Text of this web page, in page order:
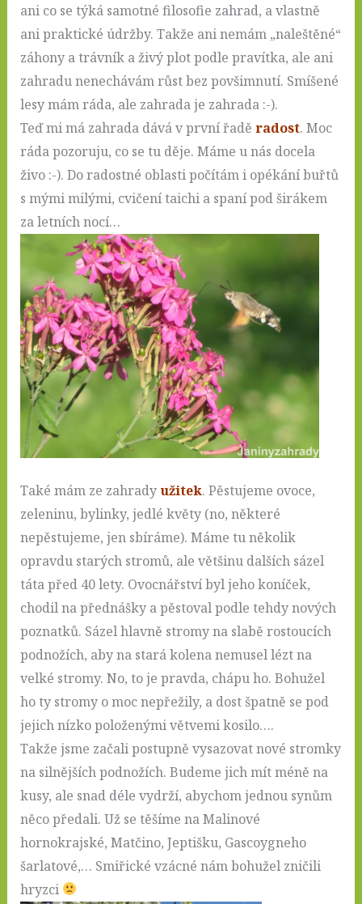
ani co se týká samotné filosofie zahrad, a vlastně
ani praktické údržby. Takže ani nemám „naleštěné“
záhony a trávník a živý plot podle pravítka, ale ani
zahradu nenechávám růst bez povšimnutí. Smíšené
lesy mám ráda, ale zahrada je zahrada :-).
Teď mi má zahrada dává v první řadě radost. Moc
ráda pozoruju, co se tu děje. Máme u nás docela
živo :-). Do radostné oblasti počítám i opékání buřtů
s mými milými, cvičení taichi a spaní pod širákem
za letních nocí…
Také mám ze zahradyužitek. Pěstujeme ovoce,
zeleninu, bylinky, jedlé květy (no, některé
nepěstujeme, jen sbíráme). Máme tu několik
opravdu starých stromů, ale většinu dalších sázel
táta před 40 lety. Ovocnářství byl jeho koníček,
chodil na přednášky a pěstoval podle tehdy nových
poznatků. Sázel hlavně stromy na slabě rostoucích
podnožích, aby na stará kolena nemusel lézt na
velké stromy. No, to je pravda, chápu ho. Bohužel
ho ty stromy o moc nepřežily, a dost špatně se pod
jejich nízko položenými větvemi kosilo….
Takže jsme začali postupně vysazovat nové stromky
na silnějších podnožích. Budeme jich mít méně na
kusy, ale snad déle vydrží, abychom jednou synům
něco předali. Už se těšíme na Malinové
hornokrajské, Matčino, Jeptišku, Gascoygneho
šarlatové,… Smiřické vzácné nám bohužel zničili
hryzci